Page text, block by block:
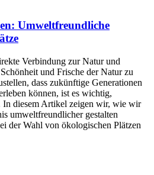
Umweltfreundliche
Verbindung zur Natur und
und Frische der Natur zu
dass zukünftige Generationen
können, ist es wichtig,
In diesem Artikel zeigen wir, wie wir
umweltfreundlicher gestalten
der Wahl von ökologischen Plätzen